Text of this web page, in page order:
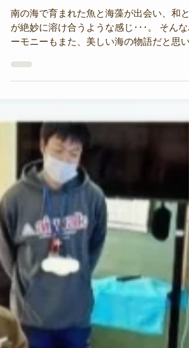
朝倉
2025年2月27日
【2月27日(木)】ハーモニー
南の海で育まれた魚と海藻が出会い、和と
が絶妙に溶け合うような感じ･･･。 そんな
西 風波/ なし うねり/ なし 透明度/ 6～8m 水
温/ 15～16℃...